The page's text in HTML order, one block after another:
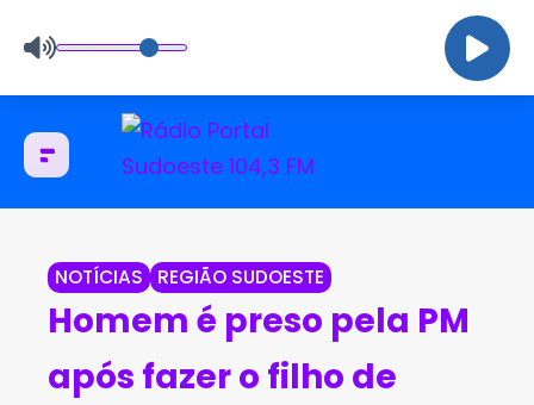
NOTÍCIAS REGIÃO SUDOESTE
Homem é preso pela PM
após fazer o filho de